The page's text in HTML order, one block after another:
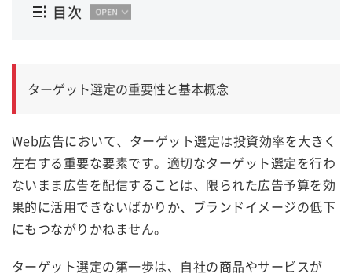
目次
ターゲット選定の重要性と基本概念
Web広告において、ターゲット選定は投資効率を大きく
左右する重要な要素です。適切なターゲット選定を行わ
ないまま広告を配信することは、限られた広告予算を効
果的に活用できないばかりか、ブランドイメージの低下
にもつながりかねません。
ターゲット選定の第一歩は、自社の商品やサービスが